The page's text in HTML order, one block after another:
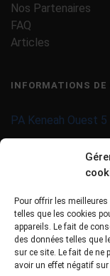
Pour offrir les
telles que les cookies
appareils. Le fait de
des données telles que
sur ce site. Le fait de ne
avoir un effet négatif
Nos Partenaires
FAQ
Articles
INFORMATIONS DE
PA Keneah Ouest
02 97 40 06 01